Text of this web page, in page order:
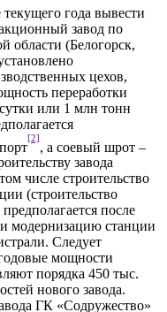
года вывести
завод по
области (Белогорск,
цехов,
переработки
или 1 млн тонн
[2]
, а соевый шрот –
завода
числе строительство
(строительство
после
модернизацию станции
Следует
мощности
порядка 450 тыс.
нового завода.
ГК «Содружество»